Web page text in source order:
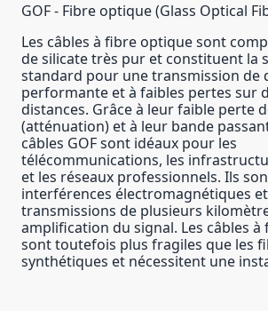
GOF - Fibre optique (Glass Optical
Les câbles à fibre optique sont
de silicate très pur et constituent la
standard pour une transmission de
performante et à faibles pertes sur
distances. Grâce à leur faible perte
(atténuation) et à leur bande
câbles GOF sont idéaux pour les
télécommunications, les
et les réseaux professionnels. Ils
interférences électromagnétiques
transmissions de plusieurs
amplification du signal. Les câbles
sont toutefois plus fragiles que les
synthétiques et nécessitent une